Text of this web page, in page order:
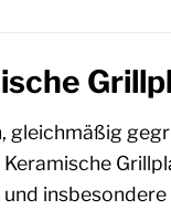
gleichmäßig
Keramische